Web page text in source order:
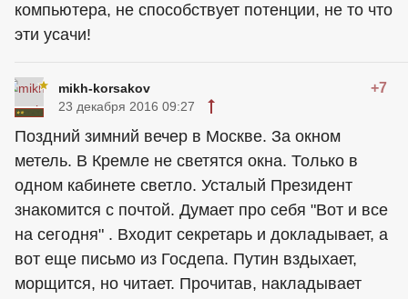
компьютера, не способствует потенции, не то что
эти усачи!
mikh-korsakov +7
23 декабря 2016 09:27
Поздний зимний вечер в Москве. За окном
метель. В Кремле не светятся окна. Только в
одном кабинете светло. Усталый Президент
знакомится с почтой. Думает про себя "Вот и все
на сегодня" . Входит секретарь и докладывает, а
вот еще письмо из Госдепа. Путин вздыхает,
морщится, но читает. Прочитав, накладывает